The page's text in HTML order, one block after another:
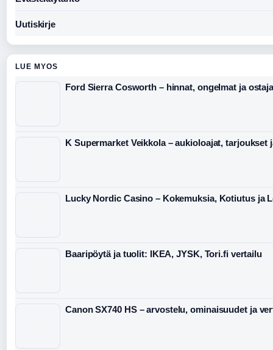
Uutiskirje
LUE MYOS
Ford Sierra Cosworth – hinnat, ongelmat ja
K Supermarket Veikkola – aukioloajat, tarjoukset
Lucky Nordic Casino – Kokemuksia, Kotiutus ja
Baaripöytä ja tuolit: IKEA, JYSK, Tori.fi vertailu
Canon SX740 HS – arvostelu, ominaisuudet ja